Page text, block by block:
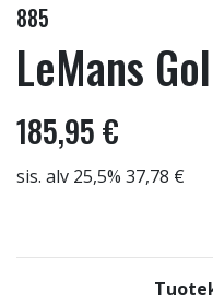
885
LeMans
185,95 €
sis. alv 25,5% 37,78 €